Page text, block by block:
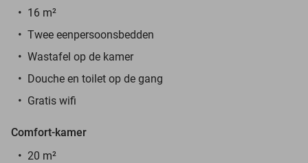
16 m²
Twee eenpersoonsbedden
Wastafel op de kamer
Douche en toilet op de gang
Gratis wifi
Comfort-kamer
20 m²